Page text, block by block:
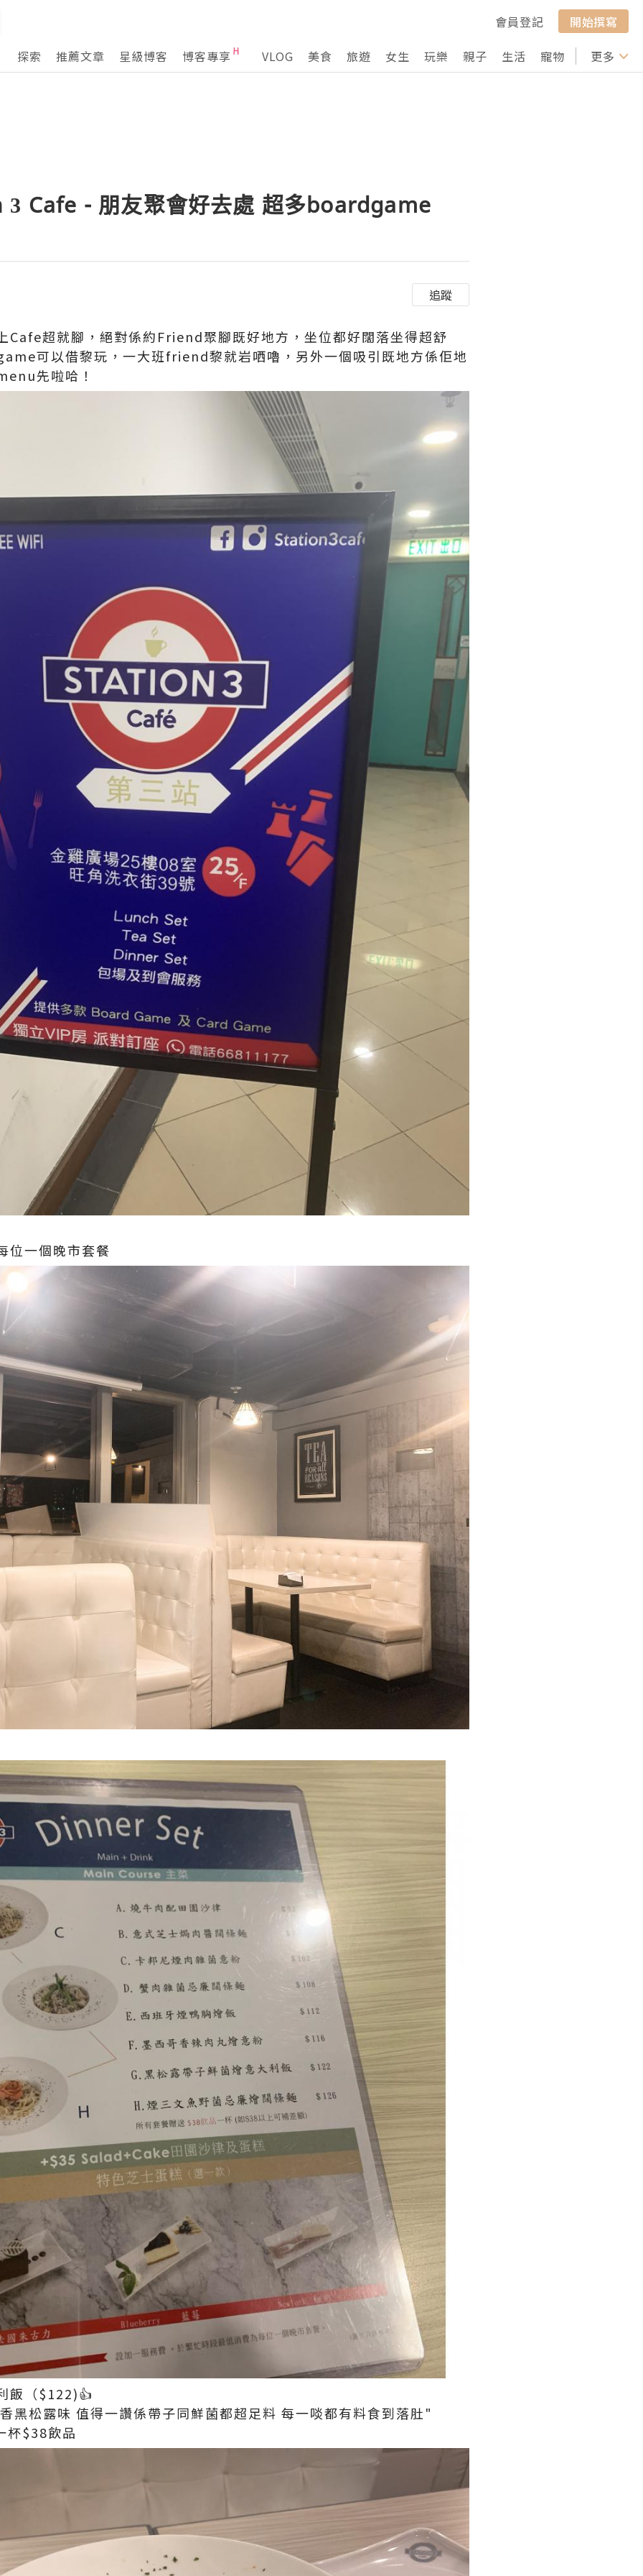
會員登記
開始撰寫
探索
推薦文章 星級博客 博客專享 VLOG 美食 旅遊 女生 玩樂 親子 生活 寵物 行山 打卡
更多
Cafe - 朋友聚會好去處 超多boardgame
追蹤
Cafe超就腳，絕對係約Friend聚腳既好地方，坐位都好闊落坐得超舒
可以借黎玩，一大班friend黎就岩哂嚕，另外一個吸引既地方係佢地
先啦哈！
位一個晚市套餐
飯（$122)👍
黑松露味 值得一讚係帶子同鮮菌都超足料 每一啖都有料食到落肚"
杯$38飲品